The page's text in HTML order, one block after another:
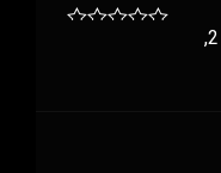
ספטמבר 2,